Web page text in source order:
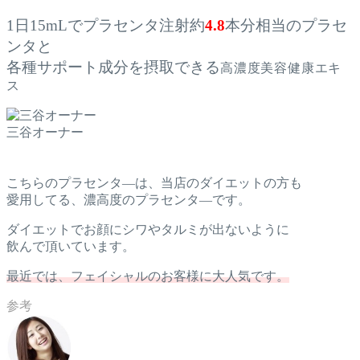
1日15mLでプラセンタ注射約4.8本分相当のプラセ
ンタと
各種サポート成分を摂取できる高濃度美容健康エキ
ス
三谷オーナー
こちらのプラセンタ―は、当店のダイエットの方も
愛用してる、濃高度のプラセンタ―です。
ダイエットでお顔にシワやタルミが出ないように
飲んで頂いています。
最近では、フェイシャルのお客様に大人気です。